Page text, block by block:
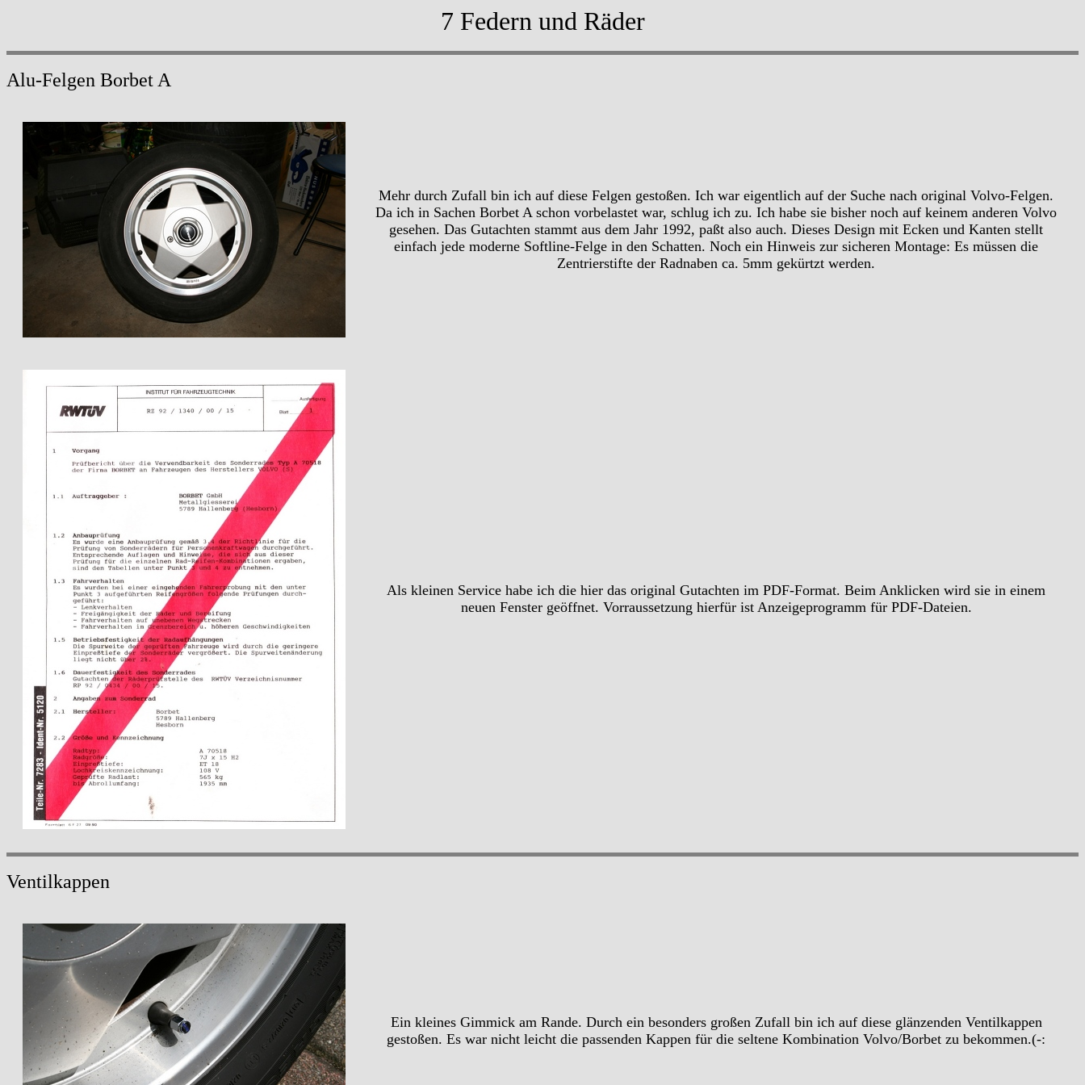
7 Federn und Räder
Alu-Felgen Borbet A
Mehr durch Zufall bin ich auf diese Felgen gestoßen. Ich war eigentlich auf der Suche nach original Volvo-Felgen.
Da ich in Sachen Borbet A schon vorbelastet war, schlug ich zu. Ich habe sie bisher noch auf keinem anderen Volvo
gesehen. Das Gutachten stammt aus dem Jahr 1992, paßt also auch. Dieses Design mit Ecken und Kanten stellt
einfach jede moderne Softline-Felge in den Schatten. Noch ein Hinweis zur sicheren Montage: Es müssen die
Zentrierstifte der Radnaben ca. 5mm gekürtzt werden.
Als kleinen Service habe ich die hier das original Gutachten im PDF-Format. Beim Anklicken wird sie in einem
neuen Fenster geöffnet. Vorraussetzung hierfür ist Anzeigeprogramm für PDF-Dateien.
Ventilkappen
Ein kleines Gimmick am Rande. Durch ein besonders großen Zufall bin ich auf diese glänzenden Ventilkappen
gestoßen. Es war nicht leicht die passenden Kappen für die seltene Kombination Volvo/Borbet zu bekommen.(-: